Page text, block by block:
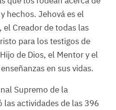
hechos. Jehová es el
el Creador de todas las
para los testigos de
de Dios, el Mentor y el
en sus vidas.
Supremo de la
las actividades de las 396